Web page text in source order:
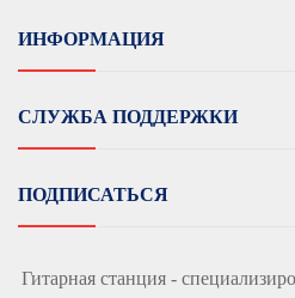
ИНФОРМАЦИЯ
СЛУЖБА ПОДДЕРЖКИ
ПОДПИСАТЬСЯ
Гитарная станция -